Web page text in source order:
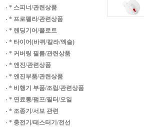
· * 스피너/관련상품
· * 프로펠라/관련상품
· * 랜딩기어/플로트
· * 타이어(바퀴/칼라/엑슬)
· * 커버링 필름/관련상품
· * 엔진/관련상품
· * 엔진부품/관련상품
· * 비행기 부품/조립/관련상품
· * 연료통/펌프/필터/오일
· * 조종기/서보 관련
· * 충전기/테스터기/전선